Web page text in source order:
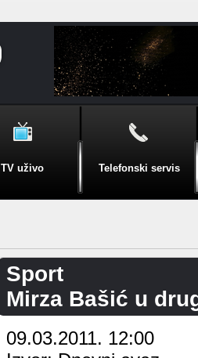
TV uživo Telefonski servis
Sport
Mirza Bašić u
09.03.2011. 12:00